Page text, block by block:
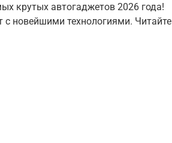
крутых автогаджетов 2026 года!
с новейшими технологиями. Читайте